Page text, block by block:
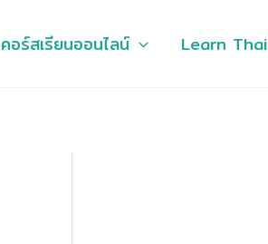
คอร์สเรียนออนไลน์ Learn Thai